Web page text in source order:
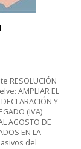
RESOLUCIÓN
AMPLIAR EL
Y
(IVA)
AGOSTO DE
EN LA
del